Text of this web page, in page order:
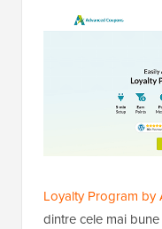
Loyalty Program
dintre cele mai